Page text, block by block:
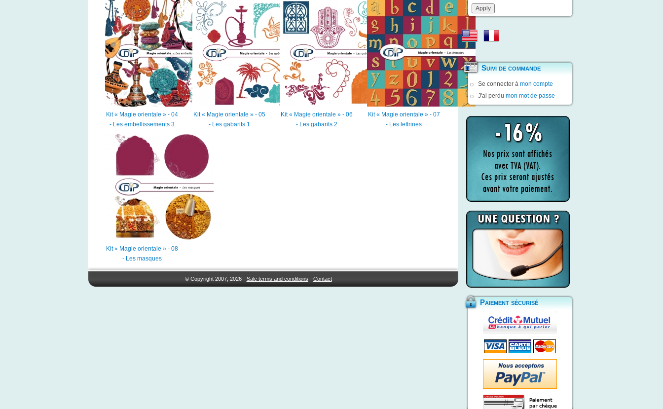
Kit « Magie orientale » - 04
- Les embellissements 3
Kit « Magie orientale » - 05
- Les gabarits 1
Kit « Magie orientale » - 06
- Les gabarits 2
Kit « Magie orientale » - 07
- Les lettrines
Kit « Magie orientale » - 08
- Les masques
© Copyright 2007, 2026 - Sale terms and conditions - Contact
Suivi de commande
Se connecter à mon compte
J'ai perdu mon mot de passe
Paiement sécurisé